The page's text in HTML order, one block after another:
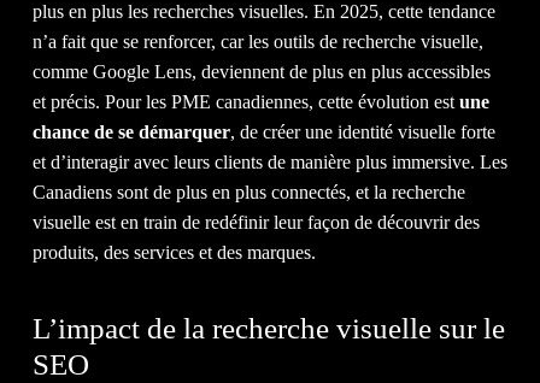
&
plus en plus les recherches visuelles. En 2025, cette tendance
n’a fait que se renforcer, car les outils de recherche visuelle,
comme Google Lens, deviennent de plus en plus accessibles
et précis. Pour les PME canadiennes, cette évolution est une
chance de se démarquer, de créer une identité visuelle forte
et d’interagir avec leurs clients de manière plus immersive. Les
Canadiens sont de plus en plus connectés, et la recherche
visuelle est en train de redéfinir leur façon de découvrir des
produits, des services et des marques.
L’impact de la recherche visuelle sur le
SEO